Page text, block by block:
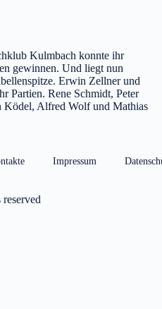
Kulmbach konnte ihr
gewinnen. Und liegt nun
Erwin Zellner und
Partien. Rene Schmidt, Peter
Ködel, Alfred Wolf und Mathias
Impressum